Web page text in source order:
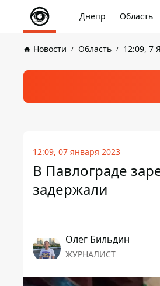
Днепр Область
Новости Область 12:09, 7
12:09, 07 января 2023
В Павлограде
задержали
Олег Бильдин
ЖУРНАЛИСТ